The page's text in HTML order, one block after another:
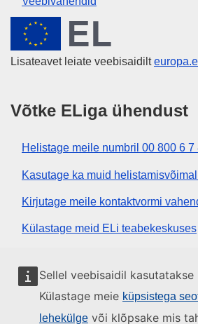
Sellel veebisaidil kasutatakse
Külastage meie küpsistega
lehekülge või klõpsake mis
Euroopa Liit
Lisateavet leiate veebisaidilt
Võtke ELiga ühendust
Helistage meile numbril 00 800 6 7
Kasutage ka muid
Kirjutage meile kontaktvormi
Külastage meid ELi teabekeskuses
Sotsiaalmeedia